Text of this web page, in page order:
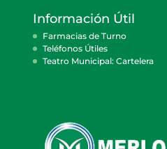
Información Útil
Farmacias de Turno
Teléfonos Útiles
Teatro Municipal: Cartelera